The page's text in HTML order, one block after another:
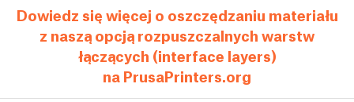
Dowiedz się więcej o oszczędzaniu materiału
z naszą opcją rozpuszczalnych warstw
łączących (interface layers)
na PrusaPrinters.org